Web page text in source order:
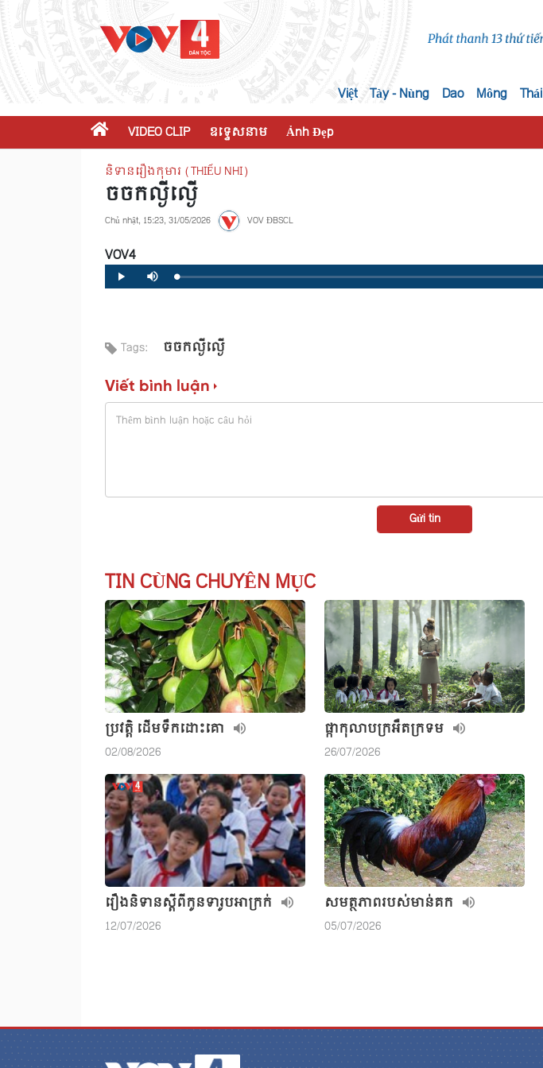
Việt Tày - Nùng Dao Mông Thái
VIDEO CLIP ឧទ្ទេសនាម Ảnh Đẹp
និទានរឿងកុមារ (THIẾU NHI)
ចចកល្ងីល្ងើ
Chủ nhật, 15:23, 31/05/2026 VOV ĐBSCL
VOV4
Play Mute Loaded:
0%
Progress:
0%
Tags: ចចកល្ងីល្ងើ
Viết bình luận
TIN CÙNG CHUYÊN MỤC
ប្រវត្តិ ដើមទឹកដោះគោ
02/08/2026
ផ្កាកុលាបក្រអឺតក្រទម
26/07/2026
រឿងនិទានស្តីពីកូនទារូបអាក្រក់
12/07/2026
សមត្ថភាពរបស់មាន់គក
05/07/2026